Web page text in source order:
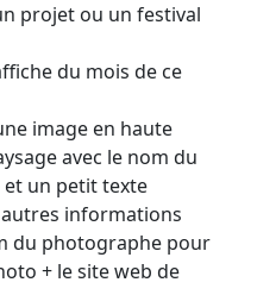
projet ou un festival
du mois de ce
image en haute
avec le nom du
et un petit texte
informations
du photographe pour
+ le site web de